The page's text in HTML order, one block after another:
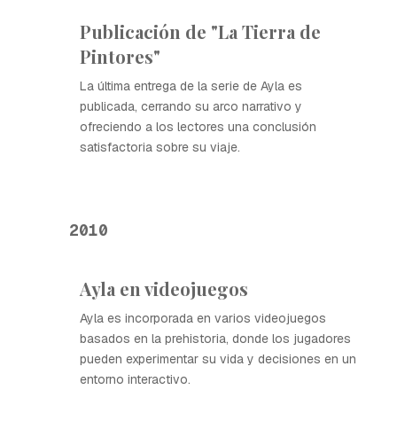
Publicación de "La Tierra de
Pintores"
La última entrega de la serie de Ayla es
publicada, cerrando su arco narrativo y
ofreciendo a los lectores una conclusión
satisfactoria sobre su viaje.
2010
Ayla en videojuegos
Ayla es incorporada en varios videojuegos
basados en la prehistoria, donde los jugadores
pueden experimentar su vida y decisiones en un
entorno interactivo.